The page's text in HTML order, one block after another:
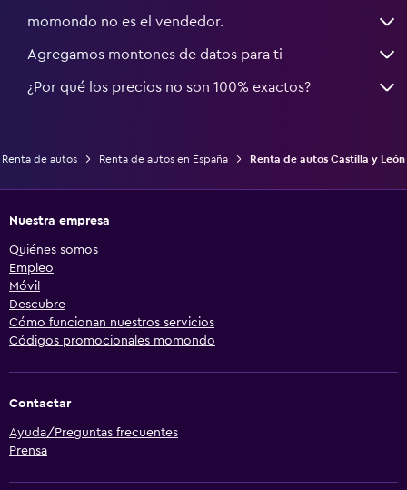
momondo no es el vendedor.
Agregamos montones de datos para ti
¿Por qué los precios no son 100% exactos?
Renta de autos Renta de autos en España Renta de autos Castilla y León
Nuestra empresa
Quiénes somos
Empleo
Móvil
Descubre
Cómo funcionan nuestros servicios
Códigos promocionales momondo
Contactar
Ayuda/Preguntas frecuentes
Prensa